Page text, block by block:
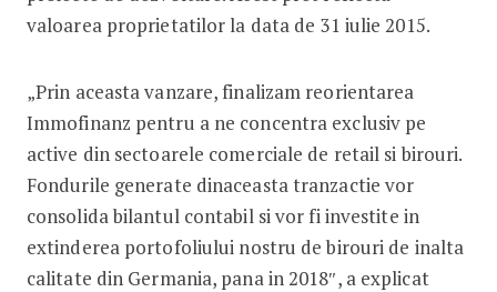
valoarea proprietatilor la data de 31 iulie 2015.
„Prin aceasta vanzare, finalizam reorientarea
Immofinanz pentru a ne concentra exclusiv pe
active din sectoarele comerciale de retail si birouri.
Fondurile generate dinaceasta tranzactie vor
consolida bilantul contabil si vor fi investite in
extinderea portofoliului nostru de birouri de inalta
calitate din Germania, pana in 2018″, a explicat